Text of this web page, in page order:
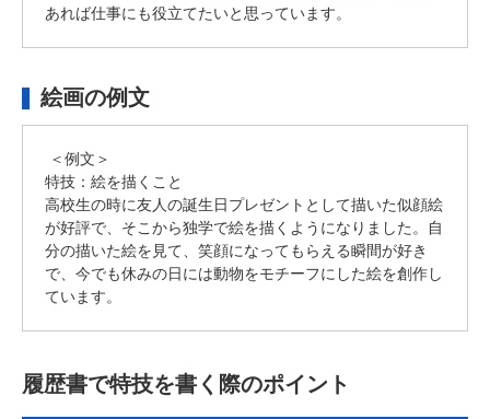
あれば仕事にも役立てたいと思っています。
絵画の例文
＜例文＞
特技：絵を描くこと
高校生の時に友人の誕生日プレゼントとして描いた似顔絵
が好評で、そこから独学で絵を描くようになりました。自
分の描いた絵を見て、笑顔になってもらえる瞬間が好き
で、今でも休みの日には動物をモチーフにした絵を創作し
ています。
履歴書で特技を書く際のポイント